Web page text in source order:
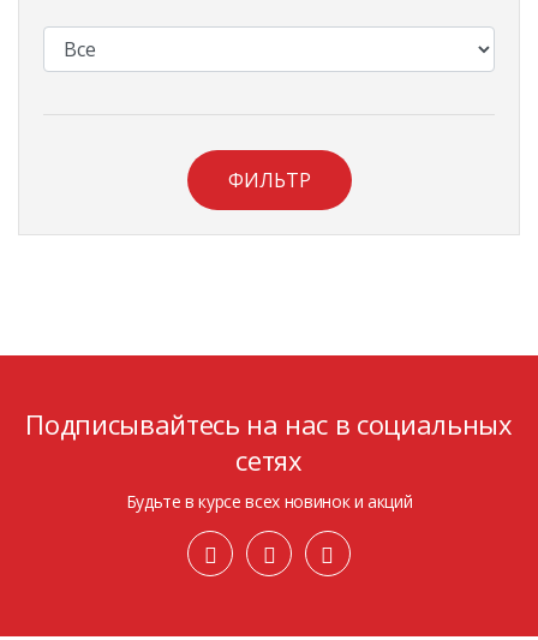
ФИЛЬТР
Подписывайтесь на нас в социальных
сетях
Будьте в курсе всех новинок и акций